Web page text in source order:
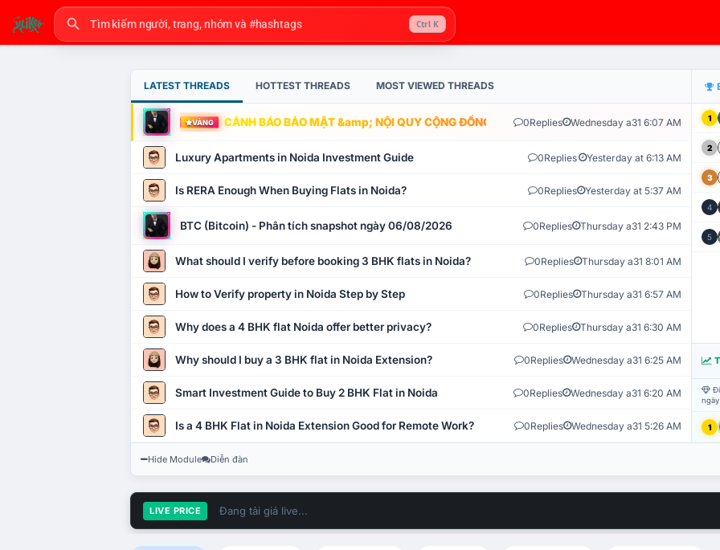
Ctrl K
LATEST THREADS HOTTEST THREADS MOST VIEWED THREADS
VÀNG CẢNH BÁO BẢO MẬT &amp; NỘI QUY CỘNG ĐỒNG VLIKE.VN: HỆ THỐNG GIÁM SÁT TỰ
0Replies Wednesday a31 6:07 AM
Luxury Apartments in Noida Investment Guide 0Replies Yesterday at 6:13 AM
Is RERA Enough When Buying Flats in Noida? 0Replies Yesterday at 5:37 AM
BTC (Bitcoin) - Phân tích snapshot ngày 06/08/2026 0Replies Thursday a31 2:43 PM
What should I verify before booking 3 BHK flats in Noida? 0Replies Thursday a31 8:01 AM
How to Verify property in Noida Step by Step 0Replies Thursday a31 6:57 AM
Why does a 4 BHK flat Noida offer better privacy? 0Replies Thursday a31 6:30 AM
Why should I buy a 3 BHK flat in Noida Extension? 0Replies Wednesday a31 6:25 AM
Smart Investment Guide to Buy 2 BHK Flat in Noida 0Replies Wednesday a31 6:20 AM
Is a 4 BHK Flat in Noida Extension Good for Remote Work? 0Replies Wednesday a31 5:26 AM
1
2
3
4
5
1
Hide Module Diễn đàn
LIVE PRICE Đang tải giá live...